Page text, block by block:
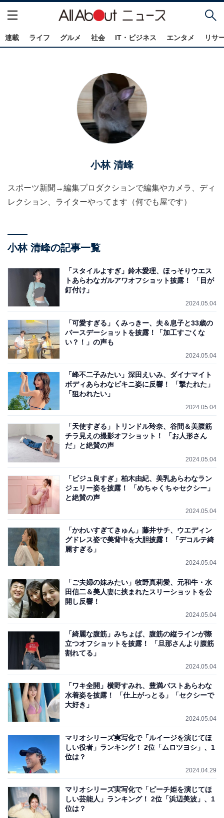
連載 ライフ グルメ 社会 IT・ビジネス エンタメ リサ
小林 清峰
スポーツ新聞→編集プロダクションで編集やカメラ、ディ
レクション、ライターやってます（何でも屋です）
小林 清峰の記事一覧
「スタイルよすぎ」鈴木愛理、ほっそりウエス
トあらわなガルアワオフショット披露！ 「目が
釘付け」
2024.05.04
「可愛すぎる」くみっきー、夫＆息子と33歳の
バースデーショットを披露！「加工すごくな
い？！」の声も
2024.05.04
「峰不二子みたい」深田えいみ、ダイナマイト
ボディあらわなビキニ姿に反響！ 「撃たれた」
「狙われたい」
2024.05.04
「天使すぎる」トリンドル玲奈、谷間＆美腹筋
チラ見えの撮影オフショット！ 「お人形さん
だ」と絶賛の声
2024.05.04
「ビジュ良すぎ」柏木由紀、美乳あらわなラン
ジェリー姿を披露！ 「めちゃくちゃセクシー」
と絶賛の声
2024.05.04
「かわいすぎてきゅん」藤井サチ、ウエディン
グドレス姿で美背中を大胆披露！ 「デコルテ綺
麗すぎる」
2024.05.04
「ご夫婦の妹みたい」牧野真莉愛、元和牛・水
田信二＆美人妻に挟まれたスリーショットを公
開し反響！
2024.05.04
「綺麗な腹筋」みちょぱ、腹筋の縦ラインが際
立つオフショットを披露！ 「旦那さんより腹筋
割れてる」
2024.05.04
「ワキ全開」横野すみれ、豊満バストあらわな
水着姿を披露！ 「仕上がっとる」「セクシーで
大好き」
2024.05.04
マリオシリーズ実写化で「ルイージを演じてほ
しい役者」ランキング！ 2位「ムロツヨシ」、1
位は？
2024.04.29
マリオシリーズ実写化で「ピーチ姫を演じてほ
しい芸能人」ランキング！ 2位「浜辺美波」、1
位は？